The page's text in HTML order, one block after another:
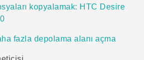
kopyalamak: HTC Desire
fazla depolama alanı açma